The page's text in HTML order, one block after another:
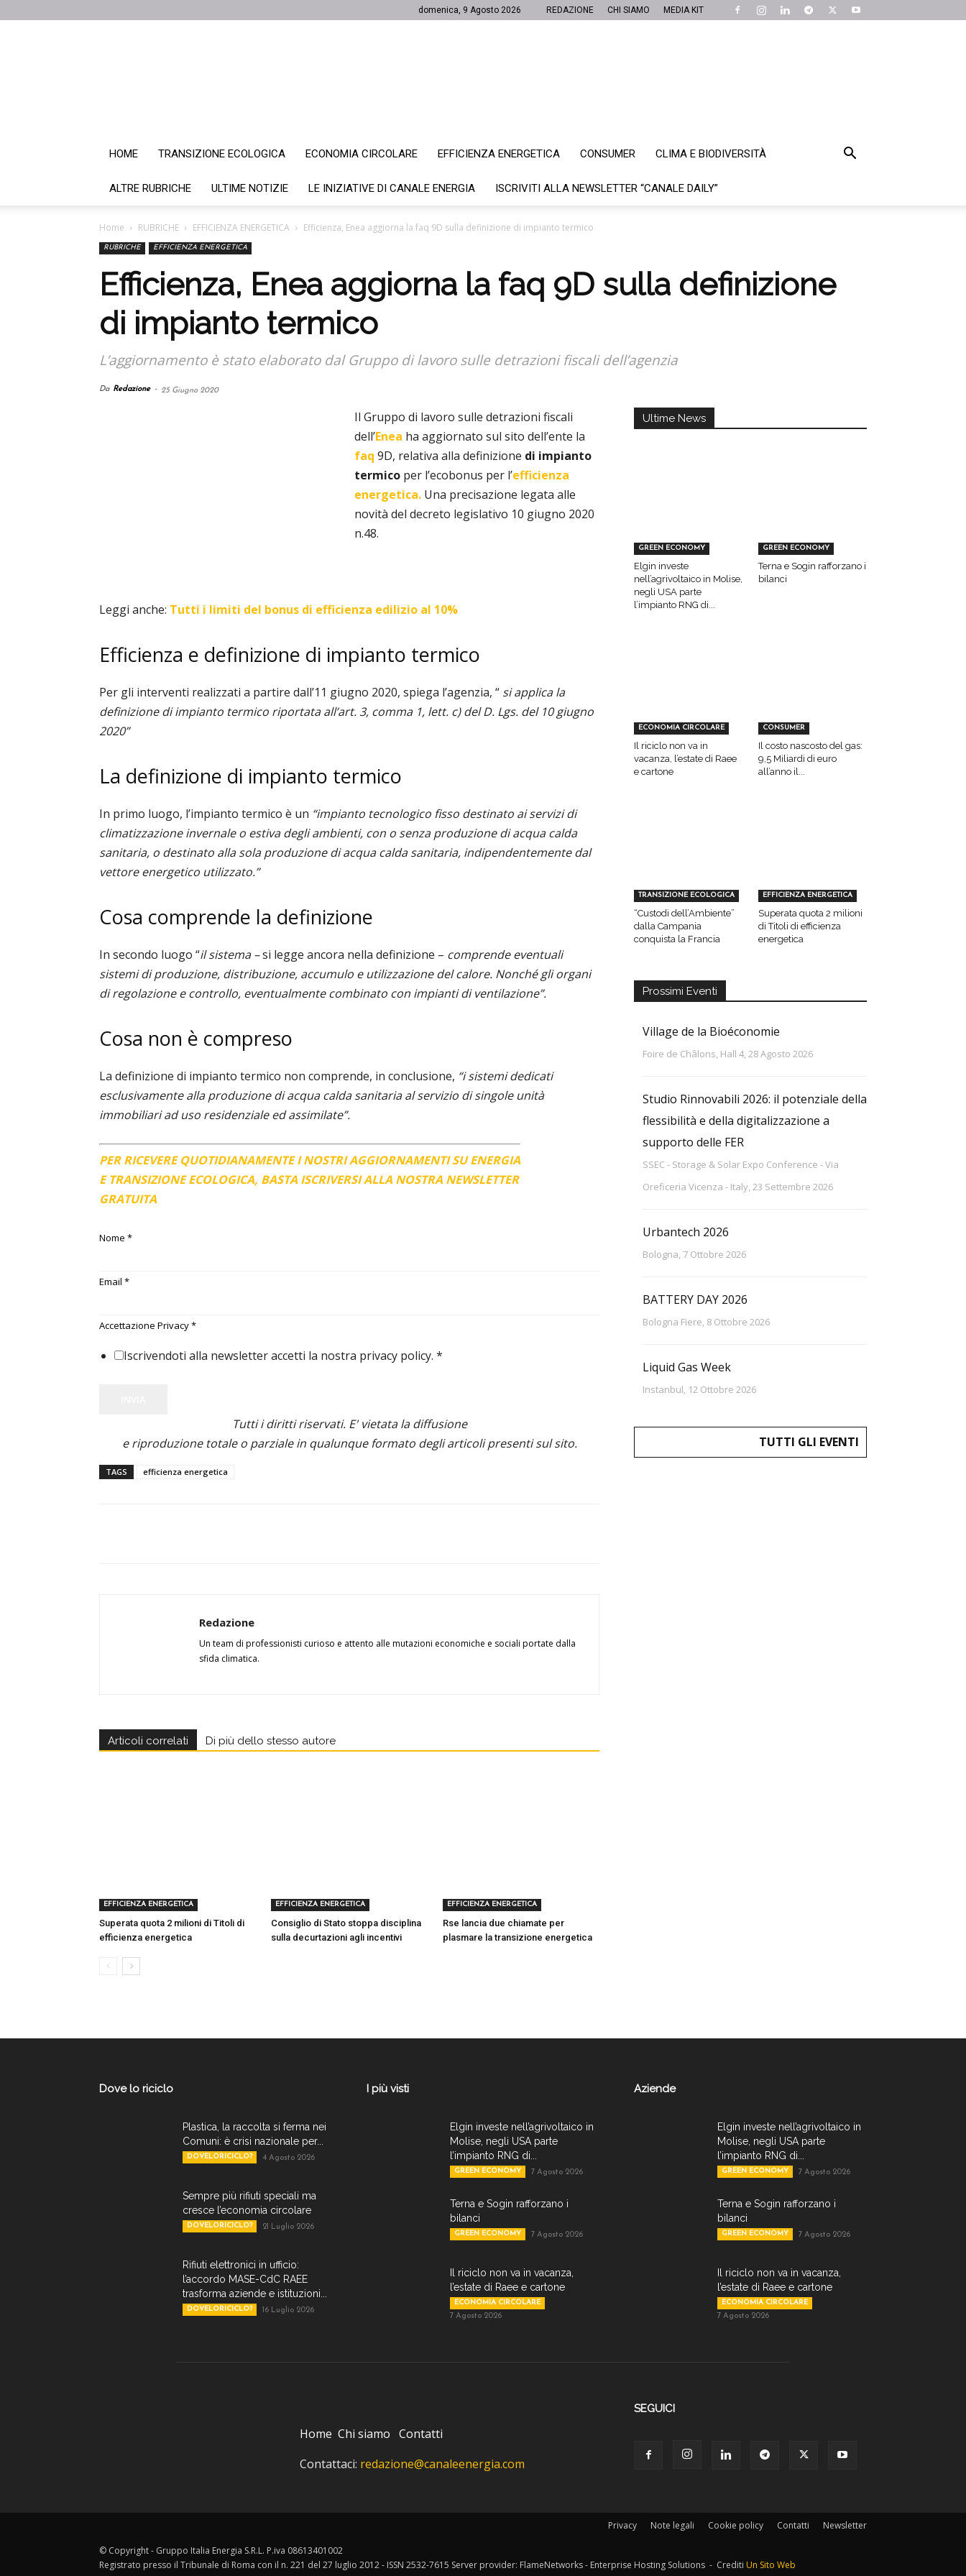
domenica, 9 Agosto 2026 REDAZIONE CHI SIAMO MEDIA KIT
HOME TRANSIZIONE ECOLOGICA ECONOMIA CIRCOLARE EFFICIENZA ENERGETICA CONSUMER CLIMA E BIODIVERSITÀ
ALTRE RUBRICHE ULTIME NOTIZIE LE INIZIATIVE DI CANALE ENERGIA ISCRIVITI ALLA NEWSLETTER “CANALE DAILY”
Home RUBRICHE EFFICIENZA ENERGETICA Efficienza, Enea aggiorna la faq 9D sulla definizione di impianto termico
RUBRICHE EFFICIENZA ENERGETICA
Efficienza, Enea aggiorna la faq 9D sulla definizione
di impianto termico
L’aggiornamento è stato elaborato dal Gruppo di lavoro sulle detrazioni fiscali dell’agenzia
Da Redazione - 25 Giugno 2020
Il Gruppo di lavoro sulle detrazioni fiscali
dell’Enea ha aggiornato sul sito dell’ente la
faq 9D, relativa alla definizione di impianto
termico per l’ecobonus per l’efficienza
energetica. Una precisazione legata alle
novità del decreto legislativo 10 giugno 2020
n.48.
Leggi anche: Tutti i limiti del bonus di efficienza edilizio al 10%
Efficienza e definizione di impianto termico
Per gli interventi realizzati a partire dall’11 giugno 2020, spiega l’agenzia, “ si applica la
definizione di impianto termico riportata all’art. 3, comma 1, lett. c) del D. Lgs. del 10 giugno
2020”
La definizione di impianto termico
In primo luogo, l’impianto termico è un “impianto tecnologico fisso destinato ai servizi di
climatizzazione invernale o estiva degli ambienti, con o senza produzione di acqua calda
sanitaria, o destinato alla sola produzione di acqua calda sanitaria, indipendentemente dal
vettore energetico utilizzato.”
Cosa comprende la definizione
In secondo luogo “il sistema –si legge ancora nella definizione – comprende eventuali
sistemi di produzione, distribuzione, accumulo e utilizzazione del calore. Nonché gli organi
di regolazione e controllo, eventualmente combinato con impianti di ventilazione”.
Cosa non è compreso
La definizione di impianto termico non comprende, in conclusione, “i sistemi dedicati
esclusivamente alla produzione di acqua calda sanitaria al servizio di singole unità
immobiliari ad uso residenziale ed assimilate”.
PER RICEVERE QUOTIDIANAMENTE I NOSTRI AGGIORNAMENTI SU ENERGIA
E TRANSIZIONE ECOLOGICA, BASTA ISCRIVERSI ALLA NOSTRA NEWSLETTER
GRATUITA
Nome *
Email *
Accettazione Privacy*
Iscrivendoti alla newsletter accetti la nostra privacy policy. *
Tutti i diritti riservati. E' vietata la diffusione
e riproduzione totale o parziale in qualunque formato degli articoli presenti sul sito.
TAGS efficienza energetica
Redazione
Un team di professionisti curioso e attento alle mutazioni economiche e sociali portate dalla
sfida climatica.
Articoli correlati Di più dello stesso autore
EFFICIENZA ENERGETICA
Superata quota 2 milioni di Titoli di
efficienza energetica
EFFICIENZA ENERGETICA
Consiglio di Stato stoppa disciplina
sulla decurtazioni agli incentivi
EFFICIENZA ENERGETICA
Rse lancia due chiamate per
plasmare la transizione energetica
Ultime News
GREEN ECONOMY
Elgin investe
nell’agrivoltaico in Molise,
negli USA parte
l’impianto RNG di...
GREEN ECONOMY
Terna e Sogin rafforzano i
bilanci
ECONOMIA CIRCOLARE
Il riciclo non va in
vacanza, l’estate di Raee
e cartone
CONSUMER
Il costo nascosto del gas:
9,5 Miliardi di euro
all’anno il...
TRANSIZIONE ECOLOGICA
“Custodi dell’Ambiente”
dalla Campania
conquista la Francia
EFFICIENZA ENERGETICA
Superata quota 2 milioni
di Titoli di efficienza
energetica
Prossimi Eventi
Village de la Bioéconomie
Foire de Châlons, Hall 4, 28 Agosto 2026
Studio Rinnovabili 2026: il potenziale della
flessibilità e della digitalizzazione a
supporto delle FER
SSEC - Storage & Solar Expo Conference - Via
Oreficeria Vicenza - Italy, 23 Settembre 2026
Urbantech 2026
Bologna, 7 Ottobre 2026
BATTERY DAY 2026
Bologna Fiere, 8 Ottobre 2026
Liquid Gas Week
Instanbul, 12 Ottobre 2026
TUTTI GLI EVENTI
Dove lo riciclo
Plastica, la raccolta si ferma nei
Comuni: è crisi nazionale per...
DOVELORICICLO? 4 Agosto 2026
Sempre più rifiuti speciali ma
cresce l’economia circolare
DOVELORICICLO? 21 Luglio 2026
Rifiuti elettronici in ufficio:
l’accordo MASE-CdC RAEE
trasforma aziende e istituzioni...
DOVELORICICLO? 16 Luglio 2026
I più visti
Elgin investe nell’agrivoltaico in
Molise, negli USA parte
l’impianto RNG di...
GREEN ECONOMY 7 Agosto 2026
Terna e Sogin rafforzano i
bilanci
GREEN ECONOMY 7 Agosto 2026
Il riciclo non va in vacanza,
l’estate di Raee e cartone
ECONOMIA CIRCOLARE
7 Agosto 2026
Aziende
Elgin investe nell’agrivoltaico in
Molise, negli USA parte
l’impianto RNG di...
GREEN ECONOMY 7 Agosto 2026
Terna e Sogin rafforzano i
bilanci
GREEN ECONOMY 7 Agosto 2026
Il riciclo non va in vacanza,
l’estate di Raee e cartone
ECONOMIA CIRCOLARE
7 Agosto 2026
Home Chi siamo Contatti
Contattaci: redazione@canaleenergia.com
SEGUICI
Privacy Note legali Cookie policy Contatti Newsletter
© Copyright - Gruppo Italia Energia S.R.L. P.iva 08613401002
Registrato presso il Tribunale di Roma con il n. 221 del 27 luglio 2012 - ISSN 2532-7615 Server provider: FlameNetworks - Enterprise Hosting Solutions - Crediti Un Sito Web